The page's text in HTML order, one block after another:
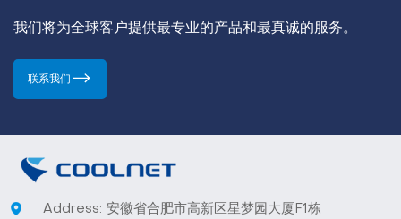
我们将为全球客户提供最专业的产品和最真诚的服务。
联系我们
Address: 安徽省合肥市高新区星梦园大厦F1栋